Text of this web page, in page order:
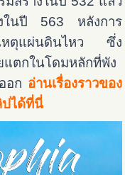
ในปี 563 หลังการ
เหตุแผ่นดินไหว ซึ่ง
แตกในโดมหลักที่พัง
อก อ่านเรื่องราวของ
ปได้ที่นี่